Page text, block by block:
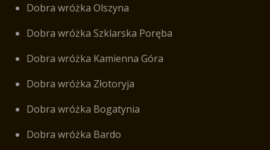
Dobra wróżka Olszyna
Dobra wróżka Szklarska Poręba
Dobra wróżka Kamienna Góra
Dobra wróżka Złotoryja
Dobra wróżka Bogatynia
Dobra wróżka Bardo